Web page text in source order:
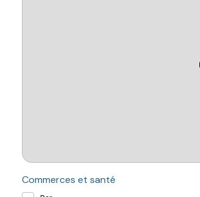
Commerces et santé